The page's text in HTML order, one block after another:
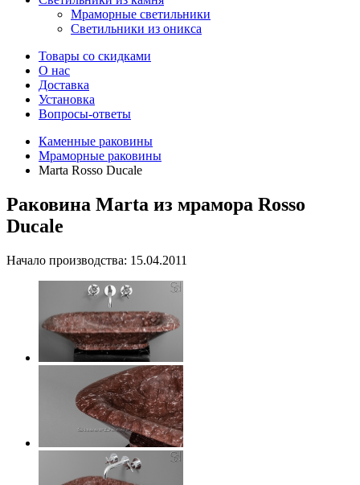
Мраморные светильники
Светильники из оникса
Товары со скидками
О нас
Доставка
Установка
Вопросы-ответы
Каменные раковины
Мраморные раковины
Marta Rosso Ducale
Раковина Marta из мрамора Rosso
Ducale
Начало производства: 15.04.2011